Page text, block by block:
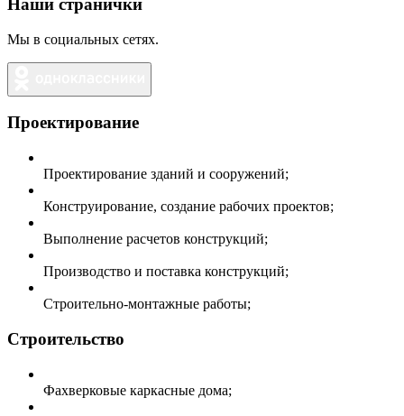
Наши странички
Мы в социальных сетях.
Проектирование
Проектирование зданий и сооружений;
Конструирование, создание рабочих проектов;
Выполнение расчетов конструкций;
Производство и поставка конструкций;
Строительно-монтажные работы;
Строительство
Фахверковые каркасные дома;